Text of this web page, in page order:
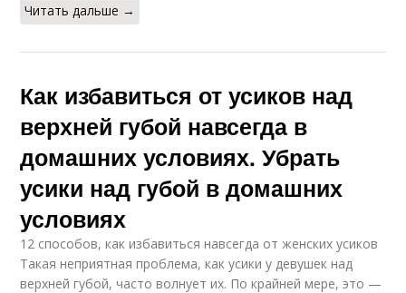
Читать дальше →
Как избавиться от усиков над
верхней губой навсегда в
домашних условиях. Убрать
усики над губой в домашних
условиях
12 способов, как избавиться навсегда от женских усиков
Такая неприятная проблема, как усики у девушек над
верхней губой, часто волнует их. По крайней мере, это —